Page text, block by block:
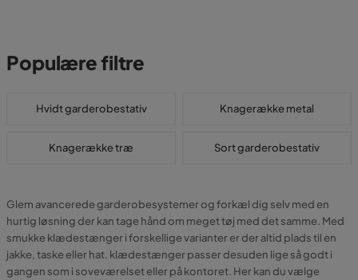
Populære filtre
Hvidt garderobestativ Knagerække metal
Knagerække træ Sort garderobestativ
Glem avancerede garderobesystemer og forkæl dig selv med en
hurtig løsning der kan tage hånd om meget tøj med det samme. Med
smukke klædestænger i forskellige varianter er der altid plads til en
jakke, taske eller hat. klædestænger passer desuden lige så godt i
gangen som i soveværelset eller på kontoret. Her kan du vælge